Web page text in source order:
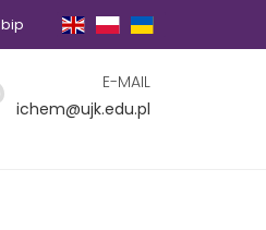
bip
E-MAIL
ichem@ujk.edu.pl